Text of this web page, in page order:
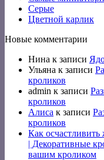
Серые
Цветной карлик
Новые комментарии
Нина к записи
Ульяна к записи
кроликов
admin к записи
кроликов
Алиса к записи
кроликов
Как
| Декоративные
вашим кроликом